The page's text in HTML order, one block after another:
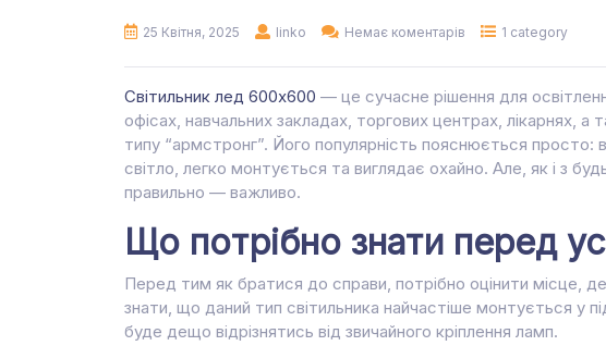
25 Квітня, 2025 linko Немає коментарів 1 category
Світильник лед 600х600 — це сучасне рішення для
офісах, навчальних закладах, торгових центрах, лікарнях, а
типу “армстронг”. Його популярність пояснюється просто:
світло, легко монтується та виглядає охайно. Але, як і з
правильно — важливо.
Що потрібно знати перед
Перед тим як братися до справи, потрібно оцінити місце,
знати, що даний тип світильника найчастіше монтується у
буде дещо відрізнятись від звичайного кріплення ламп.